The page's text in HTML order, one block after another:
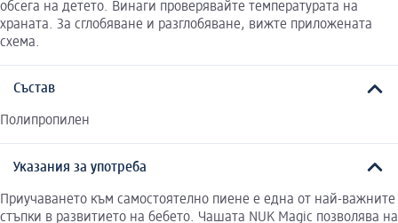
обсега на детето. Винаги проверявайте температурата на
храната. За сглобяване и разглобяване, вижте приложената
схема.
Състав
Полипропилен
Указания за употреба
Приучаването към самостоятелно пиене е една от най-важните
стъпки в развитието на бебето. Чашата NUK Magic позволява на